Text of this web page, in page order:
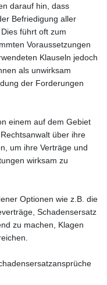
darauf hin, dass
Befriedigung aller
führt oft zum
Voraussetzungen
Klauseln jedoch
als unwirksam
der Forderungen
einem auf dem Gebiet
über ihre
um ihre Verträge und
wirksam zu
Optionen wie z.B. die
Schadensersatz
zu machen, Klagen